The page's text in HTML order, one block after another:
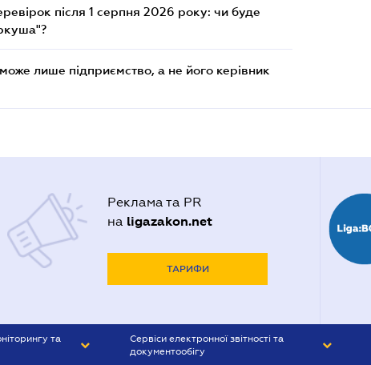
після 1 серпня 2026 року: чи буде
лише підприємство, а не його керівник
Реклама та PR
на ligazakon.net
ТАРИФИ
та
Сервіси електронної звітності та
документообігу